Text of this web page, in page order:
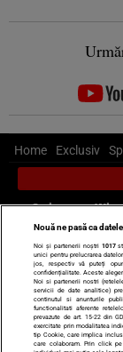
Home Exclusiv
Scrie-ne pe
Ultimele stiri
Echipa editorială
Nouă ne pasă ca
Noi și partenerii noștri 1017
unici pentru prelucrarea
jos, respectiv vă puteți
confidențialitate. Aceste
Noi si partenerii nostri
servicii de date analitice)
continutul si anunturile
functionalitati aferente
prevazute de art. 15-22 din
exercitate prin modalitatea
tip Cookie, care implica
care colaboram. Prin click pe